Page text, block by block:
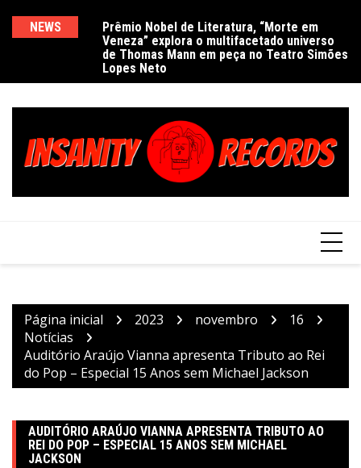
NEWS
Prêmio Nobel de Literatura, “Morte em
Veneza” explora o multifacetado universo
de Thomas Mann em peça no Teatro Simões
Lopes Neto
Página inicial 2023 novembro
16
Notícias
Auditório Araújo Vianna apresenta Tributo ao Rei
do Pop – Especial 15 Anos sem Michael Jackson
AUDITÓRIO ARAÚJO VIANNA APRESENTA TRIBUTO AO
REI DO POP – ESPECIAL 15 ANOS SEM MICHAEL
JACKSON